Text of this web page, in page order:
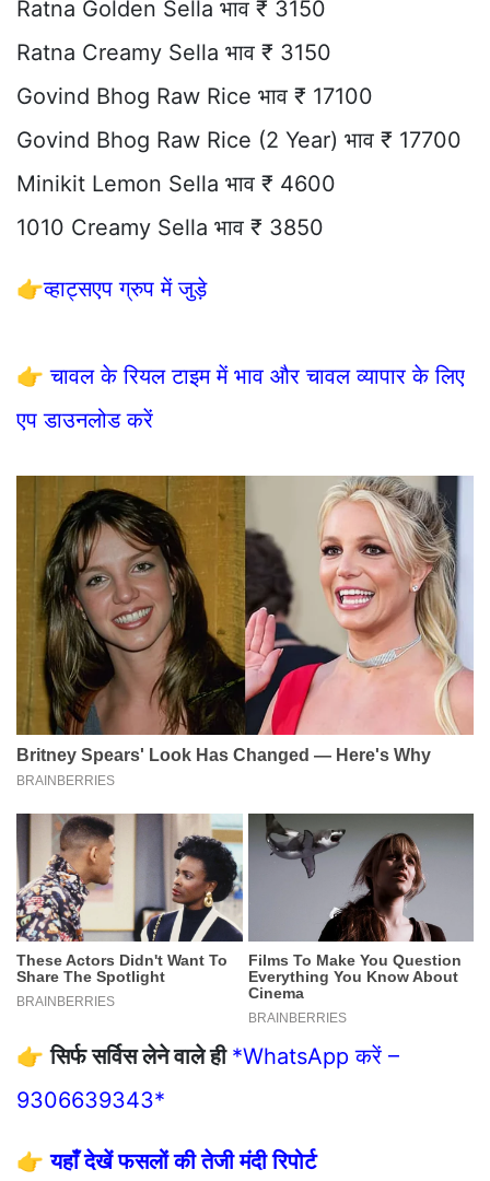
Ratna Golden Sella भाव ₹ 3150
Ratna Creamy Sella भाव ₹ 3150
Govind Bhog Raw Rice भाव ₹ 17100
Govind Bhog Raw Rice (2 Year) भाव ₹ 17700
Minikit Lemon Sella भाव ₹ 4600
1010 Creamy Sella भाव ₹ 3850
👉व्हाट्सएप ग्रुप में जुड़े
👉चावल के रियल टाइम में भाव और चावल व्यापार के लिए
एप डाउनलोड करें
👉सिर्फ सर्विस लेने वाले ही *WhatsApp करें –
9306639343*
👉यहाँ देखें फसलों की तेजी मंदी रिपोर्ट